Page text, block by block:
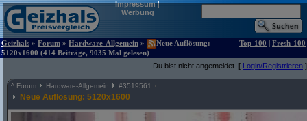
Impressum|
Werbung
Geizhals » Forum » Hardware-Allgemein »
Neue Auflösung:
5120x1600 (414 Beiträge, 9035 Mal gelesen)
Top-100 | Fresh-100
Du bist nicht angemeldet. [ Login/Registrieren ]
^ Forum Hardware-Allgemein #3519561
Neue Auflösung: 5120x1600